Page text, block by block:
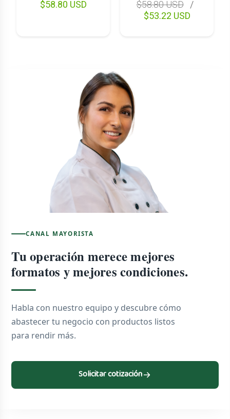
$58.80 USD
$58.80 USD
$53.22 USD
CANAL MAYORISTA
Tu operación merece mejores
formatos y mejores condiciones.
Habla con nuestro equipo y descubre cómo
abastecer tu negocio con productos listos
para rendir más.
Solicitar cotización